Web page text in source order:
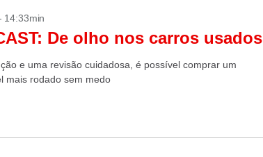
14:33min
De olho nos carros usados
e uma revisão cuidadosa, é possível comprar um
mais rodado sem medo